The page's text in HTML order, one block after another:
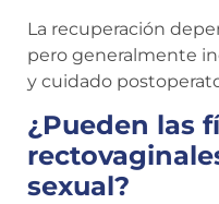
La recuperación
pero generalmente
y cuidado
¿Pueden las
sexual?